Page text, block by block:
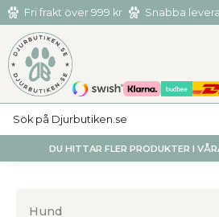
Meny
Fri frakt över 999 kr
Snabba
Hämta och returnera i butiken i
DU HITTAR FLER PRODUKTER I
Hund